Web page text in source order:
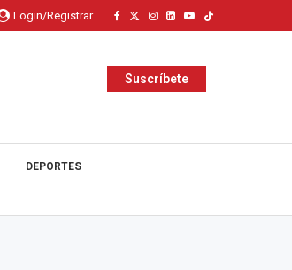
Login/Registrar
Suscríbete
DEPORTES